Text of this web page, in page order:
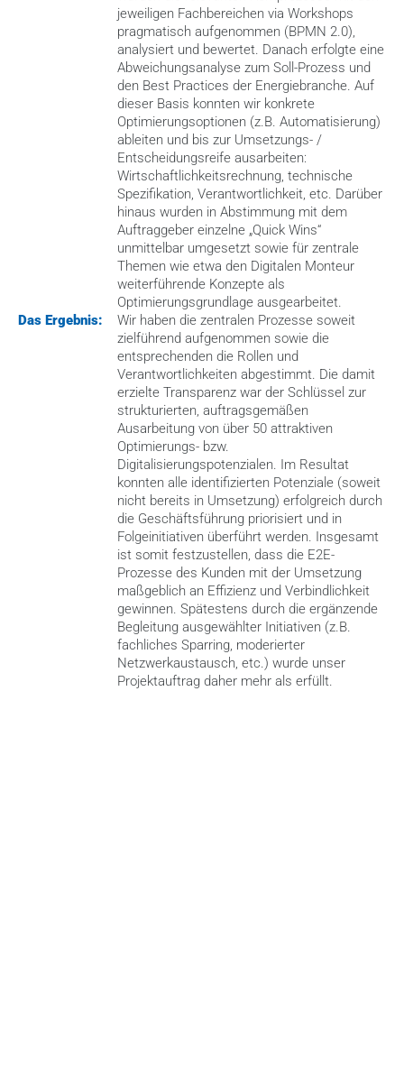
jeweiligen Fachbereichen via Workshops
pragmatisch aufgenommen (BPMN 2.0),
analysiert und bewertet. Danach erfolgte eine
Abweichungsanalyse zum Soll-Prozess und
den Best Practices der Energiebranche. Auf
dieser Basis konnten wir konkrete
Optimierungsoptionen (z.B. Automatisierung)
ableiten und bis zur Umsetzungs- /
Entscheidungsreife ausarbeiten:
Wirtschaftlichkeitsrechnung, technische
Spezifikation, Verantwortlichkeit, etc. Darüber
hinaus wurden in Abstimmung mit dem
Auftraggeber einzelne „Quick Wins“
unmittelbar umgesetzt sowie für zentrale
Themen wie etwa den Digitalen Monteur
weiterführende Konzepte als
Optimierungsgrundlage ausgearbeitet.
Das Ergebnis:
Wir haben die zentralen Prozesse soweit
zielführend aufgenommen sowie die
entsprechenden die Rollen und
Verantwortlichkeiten abgestimmt. Die damit
erzielte Transparenz war der Schlüssel zur
strukturierten, auftragsgemäßen
Ausarbeitung von über 50 attraktiven
Optimierungs- bzw.
Digitalisierungspotenzialen. Im Resultat
konnten alle identifizierten Potenziale (soweit
nicht bereits in Umsetzung) erfolgreich durch
die Geschäftsführung priorisiert und in
Folgeinitiativen überführt werden. Insgesamt
ist somit festzustellen, dass die E2E-
Prozesse des Kunden mit der Umsetzung
maßgeblich an Effizienz und Verbindlichkeit
gewinnen. Spätestens durch die ergänzende
Begleitung ausgewählter Initiativen (z.B.
fachliches Sparring, moderierter
Netzwerkaustausch, etc.) wurde unser
Projektauftrag daher mehr als erfüllt.